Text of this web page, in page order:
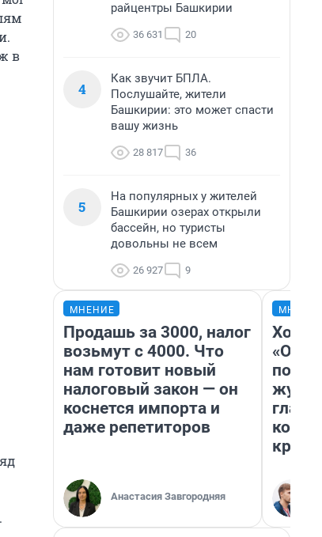
в
райцентры Башкирии
36 631 20
4
Как звучит БПЛА.
Послушайте, жители
Башкирии: это может спасти
вашу жизнь
28 817 36
5
На популярных у жителей
Башкирии озерах открыли
бассейн, но туристы
довольны не всем
26 927 9
МНЕНИЕ
Продашь за 3000, налог
возьмут с 4000. Что
нам готовит новый
налоговый закон — он
коснется импорта и
даже репетиторов
Анастасия Завгородняя
Хоть